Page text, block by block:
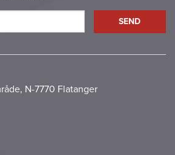
N-7770 Flatanger